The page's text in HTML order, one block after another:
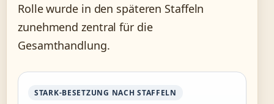
Rolle wurde in den späteren Staffeln
zunehmend zentral für die
Gesamthandlung.
STARK-BESETZUNG NACH STAFFELN